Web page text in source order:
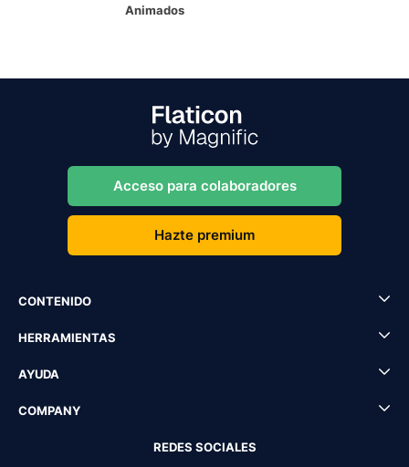
Animados
Acceso para colaboradores
Hazte premium
CONTENIDO
HERRAMIENTAS
AYUDA
COMPANY
REDES SOCIALES